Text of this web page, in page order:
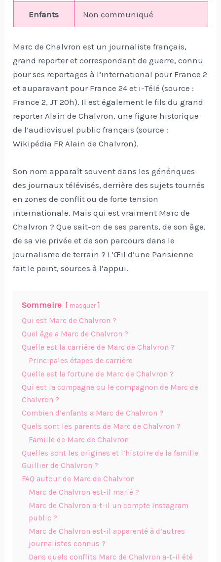
Enfants Non communiqué
Marc de Chalvron est un journaliste français,
grand reporter et correspondant de guerre, connu
pour ses reportages à l’international pour France 2
et auparavant pour France 24 et i-Télé (source :
France 2, JT 20h). Il est également le fils du grand
reporter Alain de Chalvron, une figure historique
de l’audiovisuel public français (source :
Wikipédia FR Alain de Chalvron).
Son nom apparaît souvent dans les génériques
des journaux télévisés, derrière des sujets tournés
en zones de conflit ou de forte tension
internationale. Mais qui est vraiment Marc de
Chalvron ? Que sait-on de ses parents, de son âge,
de sa vie privée et de son parcours dans le
journalisme de terrain ? L’Œil d’une Parisienne
fait le point, sources à l’appui.
Sommaire masquer
Qui est Marc de Chalvron ?
Quel âge a Marc de Chalvron ?
Quelle est la carrière de Marc de Chalvron ?
Principales étapes de carrière
Quelle est la fortune de Marc de Chalvron ?
Qui est la compagne ou le compagnon de Marc de
Chalvron ?
Combien d’enfants a Marc de Chalvron ?
Quels sont les parents de Marc de Chalvron ?
Famille de Marc de Chalvron
Quelles sont les origines et l’histoire de la famille
Guillier de Chalvron ?
FAQ autour de Marc de Chalvron
Marc de Chalvron est-il marié ?
Marc de Chalvron a-t-il un compte Instagram
public ?
Marc de Chalvron est-il apparenté à d’autres
journalistes connus ?
Dans quels conflits Marc de Chalvron a-t-il été